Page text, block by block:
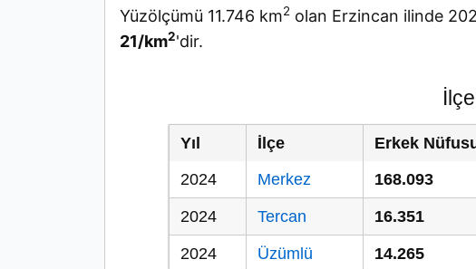
Yüzölçümü 11.746 km2 olan Erzincan ilinde
21/km2'dir.
Yıl İlçe Erkek
2024
Merkez 168.093
2024 Tercan 16.351
2024 Üzümlü 14.265